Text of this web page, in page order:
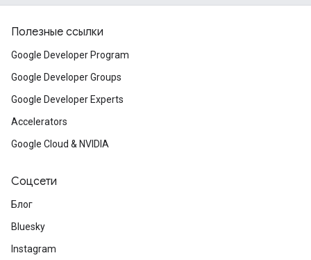
Полезные ссылки
Google Developer Program
Google Developer Groups
Google Developer Experts
Accelerators
Google Cloud & NVIDIA
Соцсети
Блог
Bluesky
Instagram